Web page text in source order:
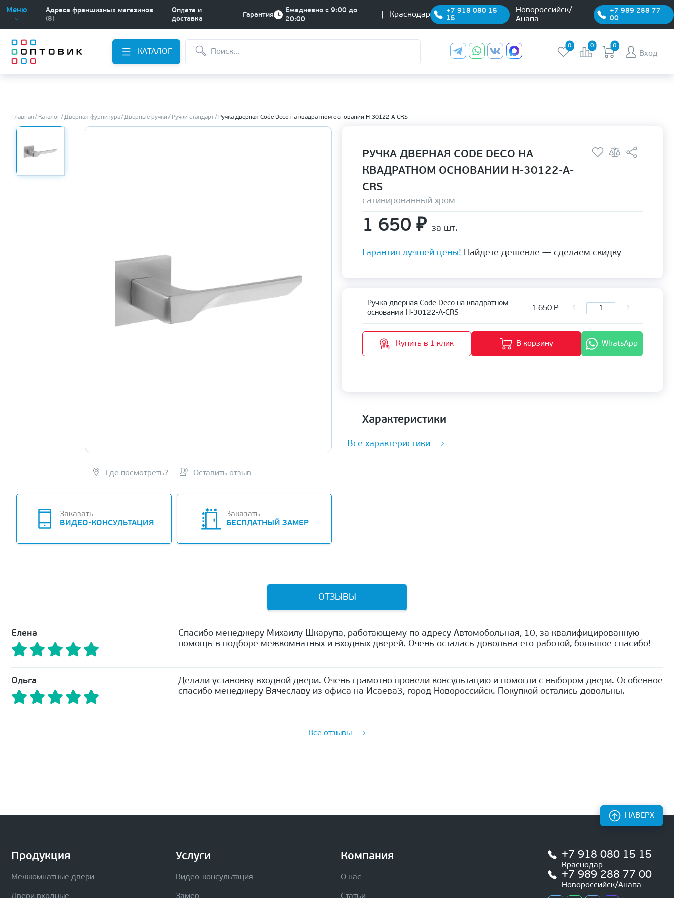
Меню
Адреса франшизных магазинов
(8)
Оплата и
доставка
Гарантия
Ежедневно с 9:00 до
20:00
Краснодар
+7 918 080 15
15
Новороссийск/
Анапа
+7 989 288 77
00
КАТАЛОГ
0 0 0
Вход
Главная Каталог Дверная фурнитура Дверные ручки Ручки стандарт Ручка дверная Code Deco на квадратном основании H-30122-A-CRS
Где посмотреть? Оставить отзыв
Заказать
ВИДЕО-КОНСУЛЬТАЦИЯ
Заказать
БЕСПЛАТНЫЙ ЗАМЕР
РУЧКА ДВЕРНАЯ CODE DECO НА
КВАДРАТНОМ ОСНОВАНИИ H-30122-A-
CRS
сатинированный хром
1 650 ₽ за шт.
Гарантия лучшей цены! Найдете дешевле — сделаем скидку
Ручка дверная Code Deco на квадратном
основании H-30122-A-CRS
1 650 Р
Купить в 1 клик В корзину WhatsApp
Характеристики
Все характеристики
ОТЗЫВЫ
Елена
Спасибо менеджеру Михаилу Шкарупа, работающему по адресу Автомобольная, 10, за квалифицированную
помощь в подборе межкомнатных и входных дверей. Очень осталась довольна его работой, большое спасибо!
Ольга
Делали установку входной двери. Очень грамотно провели консультацию и помогли с выбором двери. Особенное
спасибо менеджеру Вячеславу из офиса на Исаева3, город Новороссийск. Покупкой остались довольны.
Все отзывы
Продукция
Межкомнатные двери
Услуги
Видео-консультация
Компания
О нас
+7 918 080 15 15
Краснодар
+7 989 288 77 00
Новороссийск/Анапа
НАВЕРХ